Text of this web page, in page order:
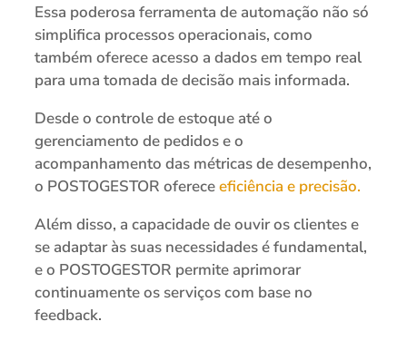
Essa poderosa ferramenta de automação não só
simplifica processos operacionais, como
também oferece acesso a dados em tempo real
para uma tomada de decisão mais informada.
Desde o controle de estoque até o
gerenciamento de pedidos e o
acompanhamento das métricas de desempenho,
o POSTOGESTOR ofereceeficiência e precisão.
Além disso, a capacidade de ouvir os clientes e
se adaptar às suas necessidades é fundamental,
e o POSTOGESTOR permite aprimorar
continuamente os serviços com base no
feedback.